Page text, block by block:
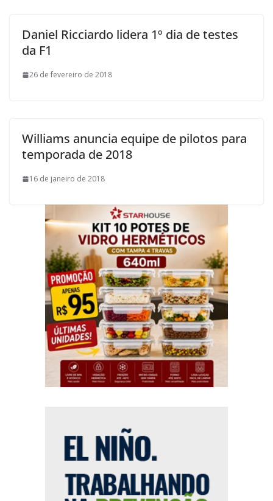
Daniel Ricciardo lidera 1º dia de testes
da F1
26 de fevereiro de 2018
Williams anuncia equipe de pilotos para
temporada de 2018
16 de janeiro de 2018